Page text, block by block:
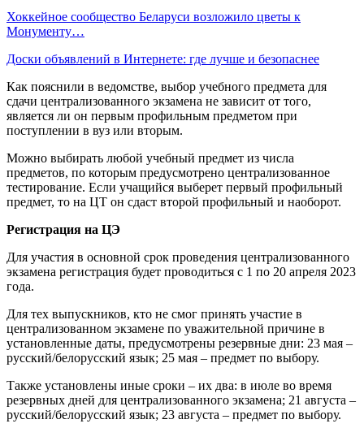
Хоккейное сообщество Беларуси возложило цветы к
Монументу…
Доски объявлений в Интернете: где лучше и безопаснее
Как пояснили в ведомстве, выбор учебного предмета для
сдачи централизованного экзамена не зависит от того,
является ли он первым профильным предметом при
поступлении в вуз или вторым.
Можно выбирать любой учебный предмет из числа
предметов, по которым предусмотрено централизованное
тестирование. Если учащийся выберет первый профильный
предмет, то на ЦТ он сдаст второй профильный и наоборот.
Регистрация на ЦЭ
Для участия в основной срок проведения централизованного
экзамена регистрация будет проводиться с 1 по 20 апреля 2023
года.
Для тех выпускников, кто не смог принять участие в
централизованном экзамене по уважительной причине в
установленные даты, предусмотрены резервные дни: 23 мая –
русский/белорусский язык; 25 мая – предмет по выбору.
Также установлены иные сроки – их два: в июле во время
резервных дней для централизованного экзамена; 21 августа –
русский/белорусский язык; 23 августа – предмет по выбору.